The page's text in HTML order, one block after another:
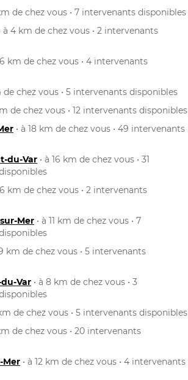
de chez vous • 7 intervenants disponibles
à 4 km de chez vous • 2 intervenants
6 km de chez vous • 4 intervenants
de chez vous • 5 intervenants disponibles
de chez vous • 12 intervenants disponibles
• à 18 km de chez vous • 49 intervenants
du-Var • à 16 km de chez vous • 31
6 km de chez vous • 2 intervenants
Mer • à 11 km de chez vous • 7
km de chez vous • 5 intervenants
Var • à 8 km de chez vous • 3
km de chez vous • 5 intervenants disponibles
de chez vous • 20 intervenants
Mer • à 12 km de chez vous • 4 intervenants